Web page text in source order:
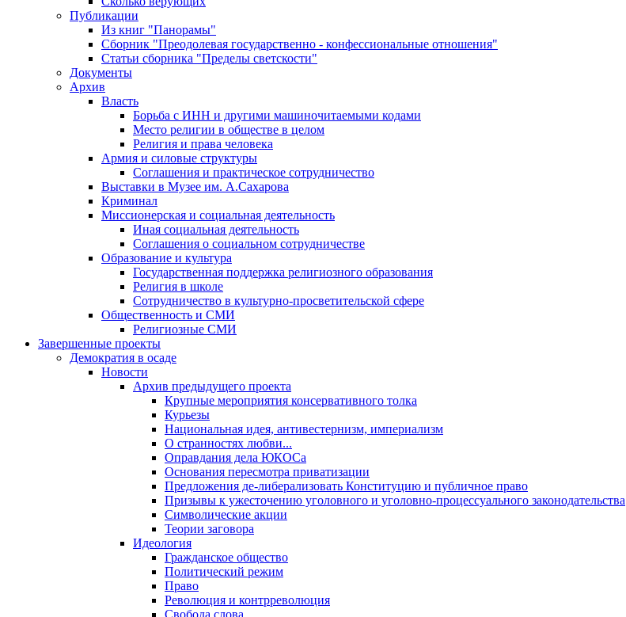
Публикации
Из книг "Панорамы"
Сборник "Преодолевая государственно - конфессиональные отношения"
Статьи сборника "Пределы светскости"
Документы
Архив
Власть
Борьба с ИНН и другими машиночитаемыми кодами
Место религии в обществе в целом
Религия и права человека
Армия и силовые структуры
Соглашения и практическое сотрудничество
Выставки в Музее им. А.Сахарова
Криминал
Миссионерская и социальная деятельность
Иная социальная деятельность
Соглашения о социальном сотрудничестве
Образование и культура
Государственная поддержка религиозного образования
Религия в школе
Сотрудничество в культурно-просветительской сфере
Общественность и СМИ
Религиозные СМИ
Завершенные проекты
Демократия в осаде
Новости
Архив предыдущего проекта
Крупные мероприятия консервативного толка
Курьезы
Национальная идея, антивестернизм, империализм
О странностях любви...
Оправдания дела ЮКОСа
Основания пересмотра приватизации
Предложения де-либерализовать Конституцию и публичное право
Призывы к ужесточению уголовного и уголовно-процессуального законодательства
Символические акции
Теории заговора
Идеология
Гражданское общество
Политический режим
Право
Революция и контрреволюция